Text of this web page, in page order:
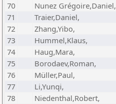
70
Nunez Grégoire,Daniel,
71
Traier,Daniel,
72
Zhang,Yibo,
73
Hummel,Klaus,
74
Haug,Mara,
75
Borodaev,Roman,
76
Müller,Paul,
77
Li,Yunqi,
78
Niedenthal,Robert,